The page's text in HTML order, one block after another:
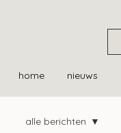
home nieuws
alle berichten